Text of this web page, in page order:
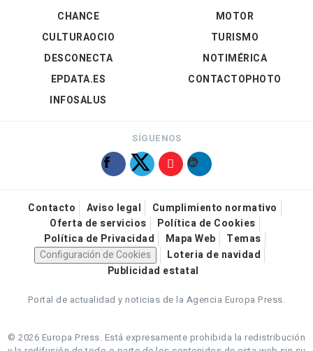
CHANCE
CULTURAOCIO
DESCONECTA
EPDATA.ES
INFOSALUS
MOTOR
TURISMO
NOTIMÉRICA
CONTACTOPHOTO
SÍGUENOS
Contacto Aviso legal
Cumplimiento normativo
Oferta de servicios
Política de Cookies
Política de Privacidad
Mapa Web
Temas
Configuración de Cookies
Loteria de navidad
Publicidad estatal
Portal de actualidad y noticias de la Agencia Europa Press.
© 2026 Europa Press. Está expresamente prohibida la redistribución